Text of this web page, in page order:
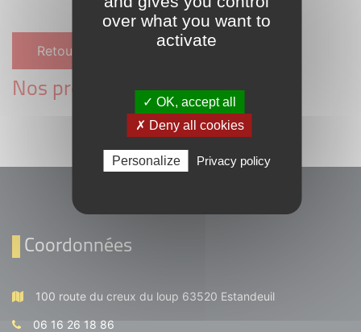
Retour à la liste des menu
Nos prochains menus :
Coordonnées
100 route du creux du loup 63520 Estandeuil
06 16 26 18 86
over what you want to
activate
✓ OK, accept all
✗ Deny all cookies
Personalize Privacy policy